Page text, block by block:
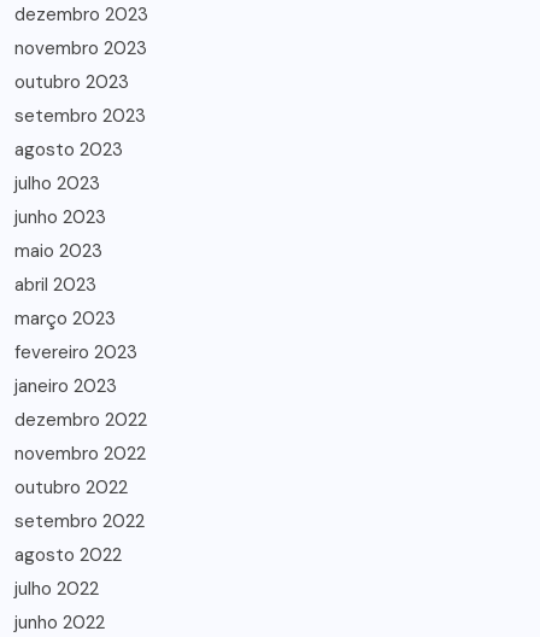
dezembro 2023
novembro 2023
outubro 2023
setembro 2023
agosto 2023
julho 2023
junho 2023
maio 2023
abril 2023
março 2023
fevereiro 2023
janeiro 2023
dezembro 2022
novembro 2022
outubro 2022
setembro 2022
agosto 2022
julho 2022
junho 2022